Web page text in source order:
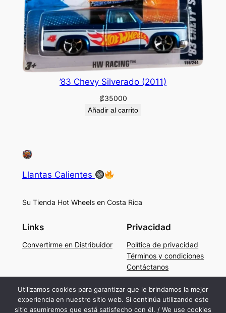
’83 Chevy Silverado (2011)
₡35000
Añadir al carrito
Llantas Calientes
Su Tienda Hot Wheels en Costa Rica
Links
Convertirme en Distribuidor
Privacidad
Política de privacidad
Términos y condiciones
Contáctanos
Social
Facebook
Utilizamos cookies para garantizar que le brindamos la mejor
experiencia en nuestro sitio web. Si continúa utilizando este
sitio asumiremos que está satisfecho con él. / We use cookies